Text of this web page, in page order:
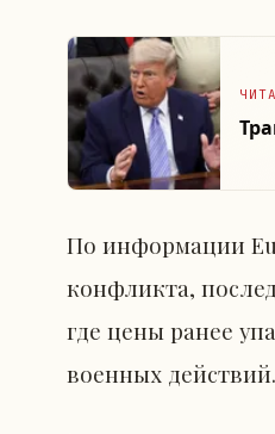
По информации
конфликта,
где цены ранее
военных действий.